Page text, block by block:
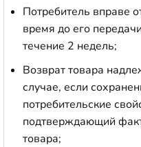
Потребитель вправе
время до его
течение 2 недель;
Возврат товара
случае, если
потребительские
подтверждающий
товара;